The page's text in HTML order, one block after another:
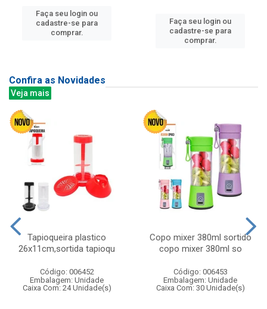
Faça seu login ou
cadastre-se para
comprar.
Faça seu login ou
cadastre-se para
comprar.
Confira as Novidades
Veja mais
Tapioqueira plastico
26x11cm,sortida tapioqu
Código: 006452
Embalagem: Unidade
Caixa Com: 24 Unidade(s)
Copo mixer 380ml sortido
copo mixer 380ml so
Código: 006453
Embalagem: Unidade
Caixa Com: 30 Unidade(s)